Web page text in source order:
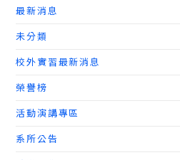
最新消息
未分類
校外實習最新消息
榮譽榜
活動演講專區
系所公告